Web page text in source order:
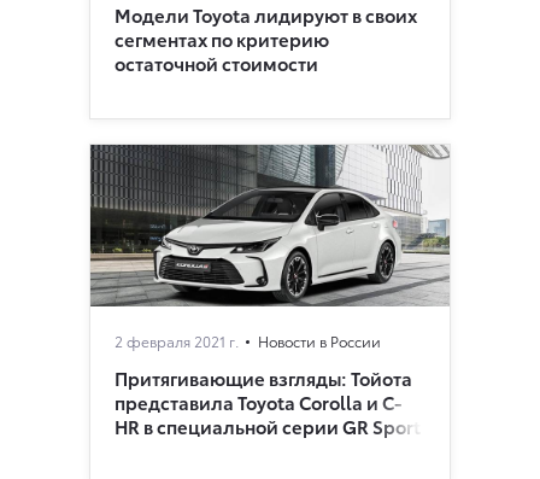
Модели Toyota лидируют в своих
сегментах по критерию
остаточной стоимости
2 февраля 2021 г. Новости в России
Притягивающие взгляды: Тойота
представила Toyota Corolla и C-
HR в специальной серии GR Sport